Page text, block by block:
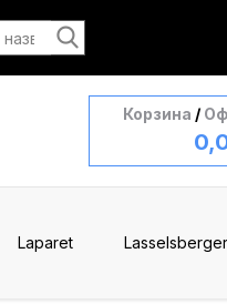
Корзина /
Laparet Lasselsberger